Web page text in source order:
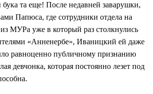
та еще! После недавней заварушки,
Папюса, где сотрудники отдела на
МУРа уже в который раз столкнулись
«Анненербе», Иваницкий ей даже
равноценно публичному признанию
девчонка, которая постоянно лезет под